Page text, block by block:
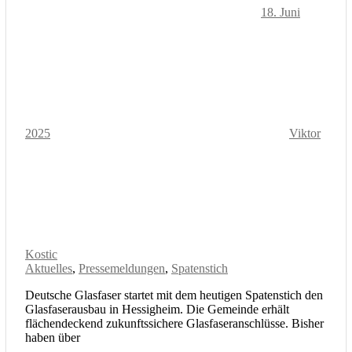
18. Juni
2025 Viktor
Kostic
Aktuelles, Pressemeldungen, Spatenstich
Deutsche Glasfaser startet mit dem heutigen Spatenstich den
Glasfaserausbau in Hessigheim. Die Gemeinde erhält
flächendeckend zukunftssichere Glasfaseranschlüsse. Bisher
haben über